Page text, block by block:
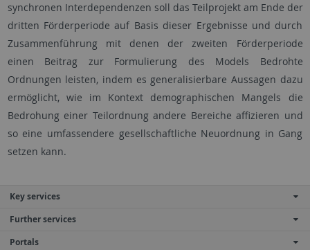
synchronen Interdependenzen soll das Teilprojekt am Ende der
dritten Förderperiode auf Basis dieser Ergebnisse und durch
Zusammenführung mit denen der zweiten Förderperiode
einen Beitrag zur Formulierung des Models Bedrohte
Ordnungen leisten, indem es generalisierbare Aussagen dazu
ermöglicht, wie im Kontext demographischen Mangels die
Bedrohung einer Teilordnung andere Bereiche affizieren und
so eine umfassendere gesellschaftliche Neuordnung in Gang
setzen kann.
Key services
Further services
Portals